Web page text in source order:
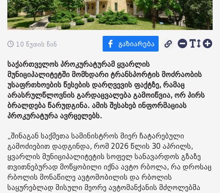
10 წუთის წინ
საქართველოს პროკურატურამ ყვარლის
მუნიციპალიტეტში მომხდარი ტრანსპორტის მოძრაობის
უსაფრთხოების წესების დარღვევის ფაქტზე, რამაც
არასრულწლოვნის გარდაცვალება გამოიწვია, ორ პირს
ბრალდება წარუდგინა. ამის შესახებ ინფორმაციას
პროკურატურა ავრცელებს.
„შინაგან საქმეთა სამინისტროს მიერ ჩატარებული
გამოძიებით დადგინდა, რომ 2026 წლის 30 აპრილს,
ყვარლის მუნიციპალიტეტის სოფელ სანავარდოს გზაზე
თვითნებურად მოწყობილი იქნა ავტო რბოლა, რა დროსაც
რბოლის მონაწილე ავტომობილის და რბოლის
საყურებლად მისული მეორე ავტომანქანის მძღოლებმა